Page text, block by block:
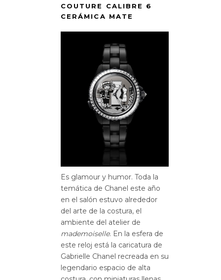
COUTURE CALIBRE 6
CERÁMICA MATE
Es glamour y humor. Toda la
temática de Chanel este año
en el salón estuvo alrededor
del arte de la costura, el
ambiente del atelier de
mademoiselle. En la esfera de
este reloj está la caricatura de
Gabrielle Chanel recreada en su
legendario espacio de alta